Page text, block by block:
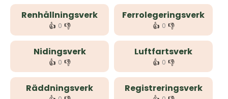
Renhållningsverk
👍 0 👎
Ferrolegeringsverk
👍 0 👎
Nidingsverk
👍 0 👎
Luftfartsverk
👍 0 👎
Räddningsverk Registreringsverk